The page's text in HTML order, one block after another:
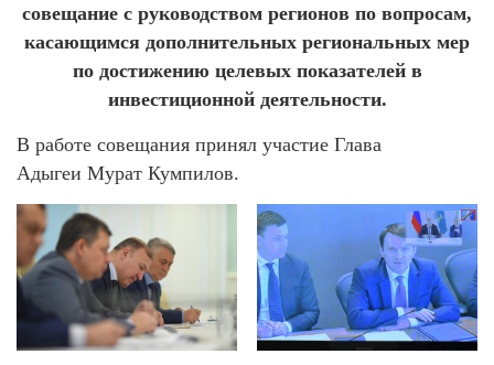
совещание с руководством регионов по вопросам,
касающимся дополнительных региональных мер
по достижению целевых показателей в
инвестиционной деятельности.
В работе совещания принял участие Глава
Адыгеи Мурат Кумпилов.